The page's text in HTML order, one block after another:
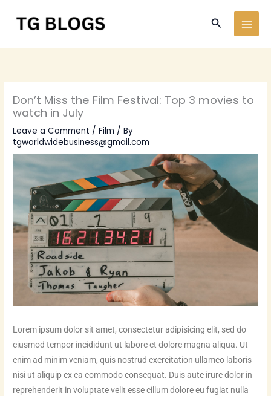
Search
Don’t Miss the Film Festival: Top 3 movies to
watch in July
Leave a Comment /Film / By
tgworldwidebusiness@gmail.com
Lorem ipsum dolor sit amet, consectetur adipisicing elit, sed do
eiusmod tempor incididunt ut labore et dolore magna aliqua. Ut
enim ad minim veniam, quis nostrud exercitation ullamco laboris
nisi ut aliquip ex ea commodo consequat. Duis aute irure dolor in
reprehenderit in voluptate velit esse cillum dolore eu fugiat nulla